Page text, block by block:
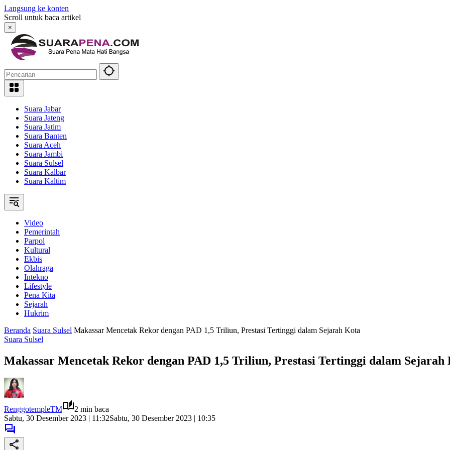
Langsung ke konten
Scroll untuk baca artikel
×
Suara Jabar
Suara Jateng
Suara Jatim
Suara Banten
Suara Aceh
Suara Jambi
Suara Sulsel
Suara Kalbar
Suara Kaltim
Video
Pemerintah
Parpol
Kultural
Ekbis
Olahraga
Intekno
Lifestyle
Pena Kita
Sejarah
Hukrim
Beranda Suara Sulsel Makassar Mencetak Rekor dengan PAD 1,5 Triliun, Prestasi Tertinggi dalam Sejarah Kota
Suara Sulsel
Makassar Mencetak Rekor dengan PAD 1,5 Triliun, Prestasi Tertinggi dalam Sejarah
RenggotempleTM
2 min baca
Sabtu, 30 Desember 2023 | 11:32Sabtu, 30 Desember 2023 | 10:35